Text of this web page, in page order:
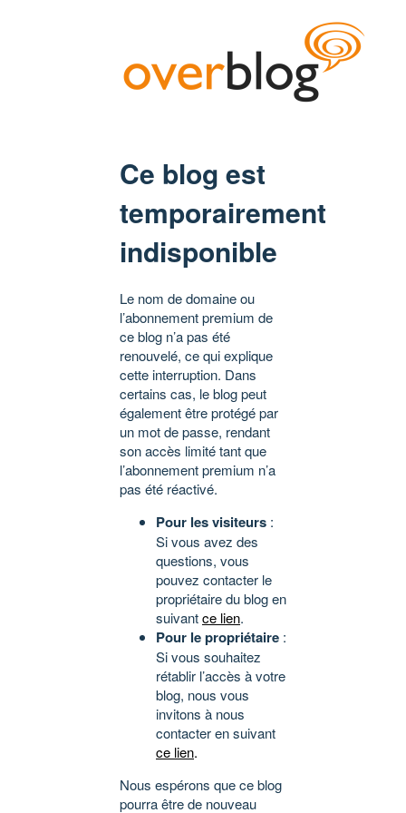
Ce blog est
temporairement
indisponible
Le nom de domaine ou
l’abonnement premium de
ce blog n’a pas été
renouvelé, ce qui explique
cette interruption. Dans
certains cas, le blog peut
également être protégé par
un mot de passe, rendant
son accès limité tant que
l’abonnement premium n’a
pas été réactivé.
Pour les visiteurs :
Si vous avez des
questions, vous
pouvez contacter le
propriétaire du blog en
suivantce lien.
Pour le propriétaire :
Si vous souhaitez
rétablir l’accès à votre
blog, nous vous
invitons à nous
contacter en suivant
ce lien.
Nous espérons que ce blog
pourra être de nouveau